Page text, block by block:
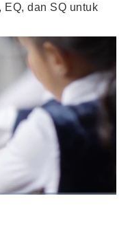
EQ, dan SQ untuk